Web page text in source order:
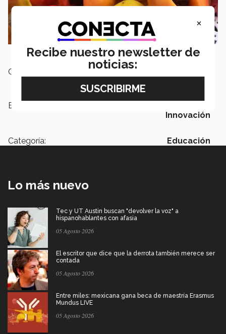
Campus:
Etiquetas:
Innovación
Categoría: Educación
Lo más nuevo
Tec y UT Austin buscan "devolver la voz" a
hispanohablantes con afasia
05 Agosto 2026
El escritor que dice que la derrota también merece ser
contada
05 Agosto 2026
Entre miles: mexicana gana beca de maestría Erasmus
Mundus LIVE
05 Agosto 2026
×
Recibe nuestro newsletter de
noticias: